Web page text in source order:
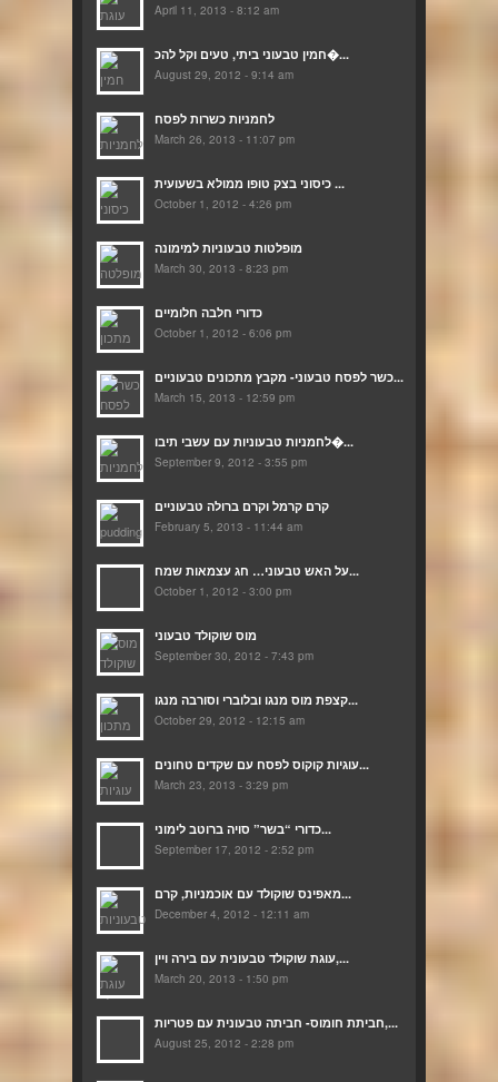
April 11, 2013 - 8:12 am
חמין טבעוני ביתי, טעים וקל להכ�...
August 29, 2012 - 9:14 am
לחמניות כשרות לפסח
March 26, 2013 - 11:07 pm
כיסוני בצק טופו ממולא בשעועית ...
October 1, 2012 - 4:26 pm
מופלטות טבעוניות למימונה
March 30, 2013 - 8:23 pm
כדורי חלבה חלומיים
October 1, 2012 - 6:06 pm
כשר לפסח טבעוני- מקבץ מתכונים טבעוניים...
March 15, 2013 - 12:59 pm
לחמניות טבעוניות עם עשבי תיבו�...
September 9, 2012 - 3:55 pm
קרם קרמל וקרם ברולה טבעוניים
February 5, 2013 - 11:44 am
על האש טבעוני… חג עצמאות שמח...
October 1, 2012 - 3:00 pm
מוס שוקולד טבעוני
September 30, 2012 - 7:43 pm
קצפת מוס מנגו ובלוברי וסורבה מנגו...
October 29, 2012 - 12:15 am
עוגיות קוקוס לפסח עם שקדים טחונים...
March 23, 2013 - 3:29 pm
כדורי “בשר” סויה ברוטב לימוני...
September 17, 2012 - 2:52 pm
מאפינס שוקולד עם אוכמניות, קרם...
December 4, 2012 - 12:11 am
עוגת שוקולד טבעונית עם בירה ויין,...
March 20, 2013 - 1:50 pm
חביתת חומוס- חביתה טבעונית עם פטריות,...
August 25, 2012 - 2:28 pm